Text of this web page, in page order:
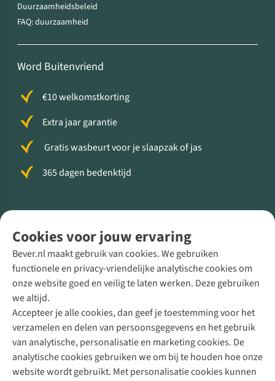
Cookies voor jouw ervaring
Bever.nl maakt gebruik van cookies. We gebruiken
functionele en privacy-vriendelijke analytische cookies om
onze website goed en veilig te laten werken. Deze gebruiken
we altijd.
Accepteer je alle cookies, dan geef je toestemming voor het
verzamelen en delen van persoonsgegevens en het gebruik
van analytische, personalisatie en marketing cookies. De
analytische cookies gebruiken we om bij te houden hoe onze
website wordt gebruikt. Met personalisatie cookies kunnen
Duurzaamheidsbeleid
FAQ: duurzaamheid
Word Buitenvriend
€10 welkomstkorting
Extra jaar garantie
Gratis wasbeurt voor je slaapzak of jas
365 dagen bedenktijd
Direct advies van een Buitenexpert
+31 (0)85 888 50 88
+31 6 12 28 49 80
Contactformulier